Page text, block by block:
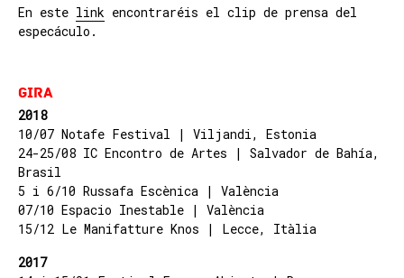
En este link encontraréis el clip de prensa del
especáculo.
Gira
2018
10/07 Notafe Festival | Viljandi, Estonia
24-25/08 IC Encontro de Artes | Salvador de Bahía,
Brasil
5 i 6/10 Russafa Escènica | València
07/10 Espacio Inestable | València
15/12 Le Manifatture Knos | Lecce, Itàlia
2017